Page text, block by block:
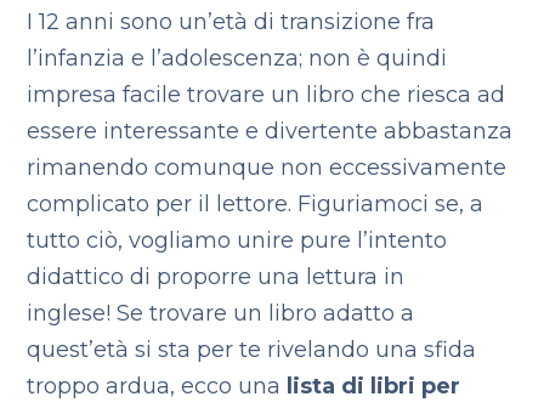
I 12 anni sono un’età di transizione fra
l’infanzia e l’adolescenza; non è quindi
impresa facile trovare un libro che riesca ad
essere interessante e divertente abbastanza
rimanendo comunque non eccessivamente
complicato per il lettore. Figuriamoci se, a
tutto ciò, vogliamo unire pure l’intento
didattico di proporre una lettura in
inglese! Se trovare un libro adatto a
quest’età si sta per te rivelando una sfida
troppo ardua, ecco una lista di libri per